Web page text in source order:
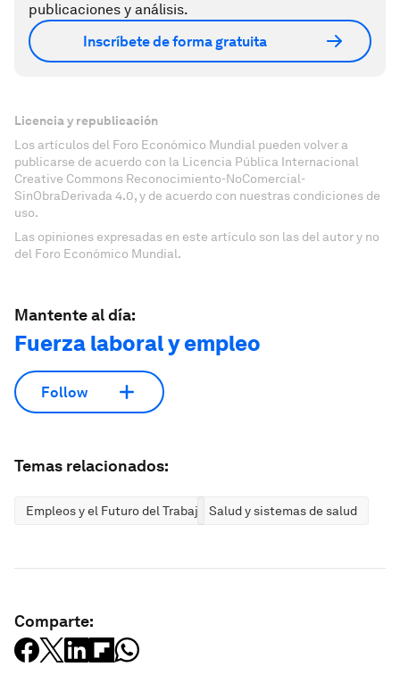
publicaciones y análisis.
Inscríbete de forma gratuita
Licencia y republicación
Los artículos del Foro Económico Mundial pueden volver a
publicarse de acuerdo con la Licencia Pública Internacional
Creative Commons Reconocimiento-NoComercial-
SinObraDerivada 4.0, y de acuerdo con nuestras condiciones de
uso.
Las opiniones expresadas en este artículo son las del autor y no
del Foro Económico Mundial.
Mantente al día:
Fuerza laboral y empleo
Follow
Temas relacionados:
Empleos y el Futuro del Trabajo Salud y sistemas de salud
Comparte: